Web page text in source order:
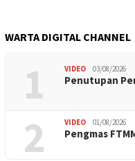
WARTA DIGITAL CHANNEL
1 VIDEO 03/08/2026
Penutupan
2 VIDEO 01/08/2026
Pengmas